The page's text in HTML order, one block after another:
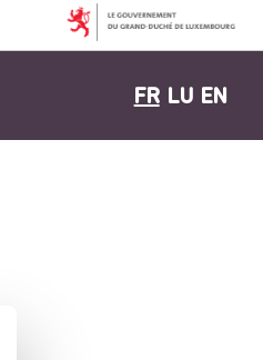
FR LU EN